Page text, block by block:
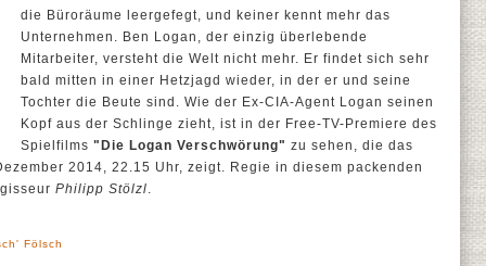
die Büroräume leergefegt, und keiner kennt mehr das
Unternehmen. Ben Logan, der einzig überlebende
Mitarbeiter, versteht die Welt nicht mehr. Er findet sich sehr
bald mitten in einer Hetzjagd wieder, in der er und seine
Tochter die Beute sind. Wie der Ex-CIA-Agent Logan seinen
Kopf aus der Schlinge zieht, ist in der Free-TV-Premiere des
Spielfilms "Die Logan Verschwörung" zu sehen, die das
2014, 22.15 Uhr, zeigt. Regie in diesem packenden
Philipp Stölzl.
Fölsch